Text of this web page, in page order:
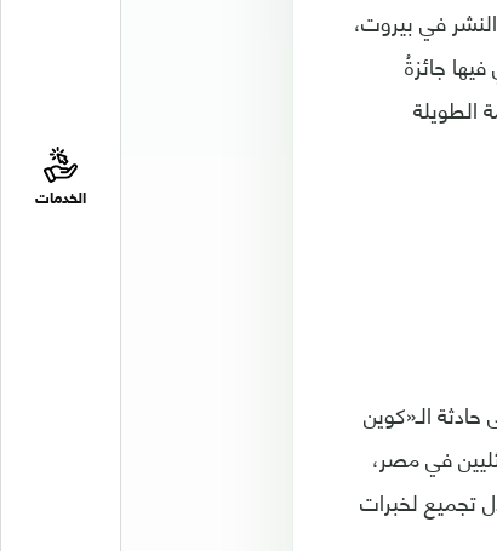
الخدمات
عن دار التنوير للطباعة والنشر في بيروت،
جائزةُ
الطويلة
الـ«كوين
المثليين في مصر،
تجميع لخبرات